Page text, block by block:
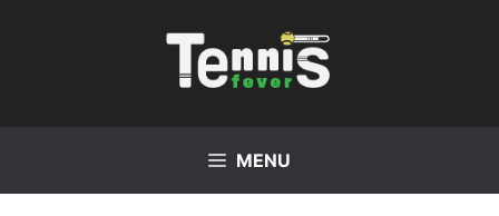
MENU